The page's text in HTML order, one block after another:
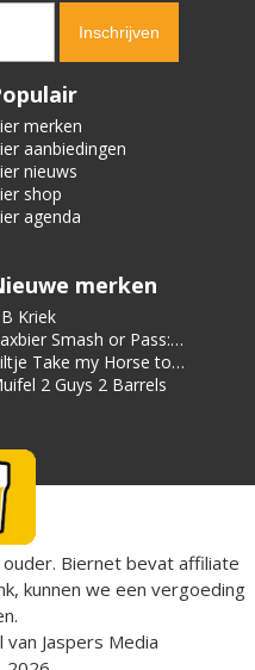
merken
aanbiedingen
nieuws
shop
agenda
merken
Kriek
Smash or Pass:
Take my Horse to
Hotel Room
2 Guys 2 Barrels
Biernet bevat affiliate
kunnen we een vergoeding
van Jaspers Media